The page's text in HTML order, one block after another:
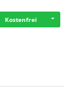
Kostenfrei